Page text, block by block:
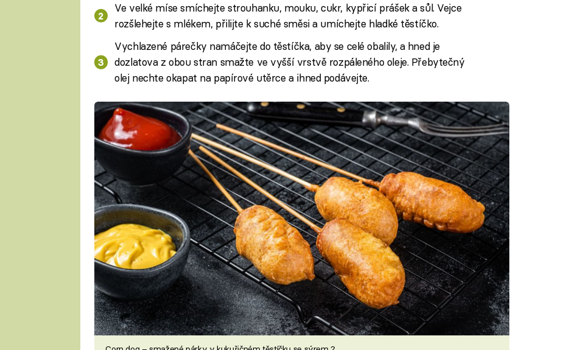
Ve velké míse smíchejte strouhanku, mouku, cukr, kypřicí prášek a sůl. Vejce
rozšlehejte s mlékem, přilijte k suché směsi a umíchejte hladké těstíčko.
Vychlazené párečky namáčejte do těstíčka, aby se celé obalily, a hned je
dozlatova z obou stran smažte ve vyšší vrstvě rozpáleného oleje. Přebytečný
olej nechte okapat na papírové utěrce a ihned podávejte.